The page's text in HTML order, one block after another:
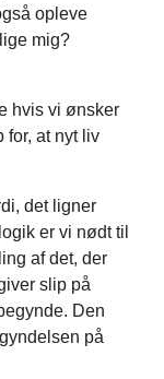
opleve
mig?
hvis vi ønsker
for, at nyt liv
det ligner
er vi nødt til
af det, der
slip på
Den
på